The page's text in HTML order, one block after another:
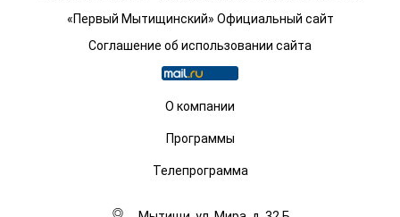
«Первый Мытищинский» Официальный сайт
Соглашение об использовании сайта
О компании
Программы
Телепрограмма